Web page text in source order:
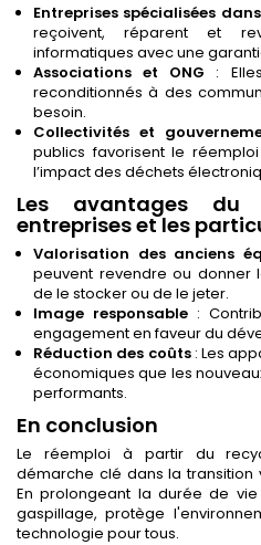
Entreprises spécialisées
reçoivent, réparent et
informatiques avec une
Associations et ONG :
reconditionnés à des
besoin.
Collectivités et
publics favorisent le
l’impact des déchets
Les avantages du
entreprises et les
Valorisation des anciens
peuvent revendre ou donner
de le stocker ou de le jeter.
Image responsable :
engagement en faveur du
Réduction des coûts: Les
économiques que les
performants.
En conclusion
Le réemploi à partir du
démarche clé dans la transition
En prolongeant la durée de
gaspillage, protège
technologie pour tous.